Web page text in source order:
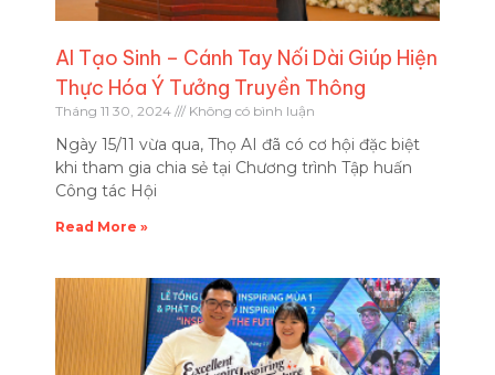
AI Tạo Sinh – Cánh Tay Nối Dài Giúp Hiện
Thực Hóa Ý Tưởng Truyền Thông
Tháng 11 30, 2024 Không có bình luận
Ngày 15/11 vừa qua, Thọ AI đã có cơ hội đặc biệt
khi tham gia chia sẻ tại Chương trình Tập huấn
Công tác Hội
Read More »